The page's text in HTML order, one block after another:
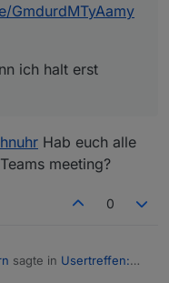
GmdurdMTyAamy
ich halt erst
Hab euch alle
meeting?
0
sagte in Usertreffen: